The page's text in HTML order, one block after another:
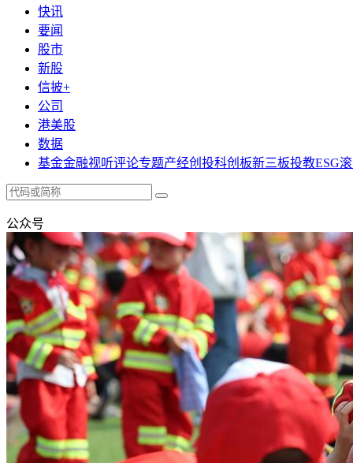
快讯
要闻
股市
新股
信披+
公司
港美股
数据
基金金融视听评论专题产经创投科创板新三板投教ESG
公众号